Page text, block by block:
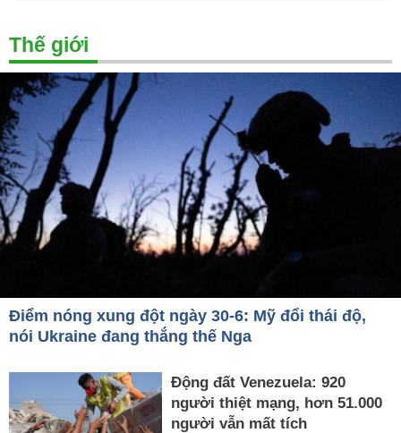
Thế giới
Điểm nóng xung đột ngày 30-6: Mỹ đổi thái độ,
nói Ukraine đang thắng thế Nga
Động đất Venezuela: 920
người thiệt mạng, hơn 51.000
người vẫn mất tích